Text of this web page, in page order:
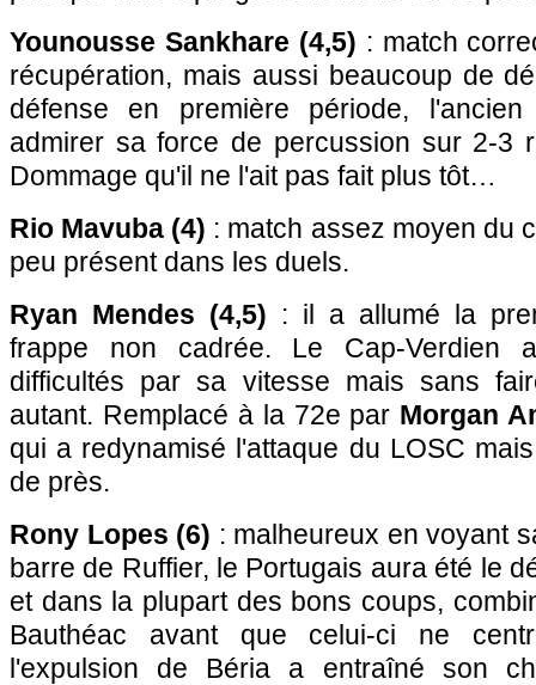
Younousse Sankhare (4,5) : match
récupération, mais aussi beaucoup de
défense en première période,
admirer sa force de percussion sur 2-3
Dommage qu'il ne l'ait pas fait plus tôt…
Rio Mavuba (4) : match assez moyen du
peu présent dans les duels.
Ryan Mendes (4,5) : il a allumé la
frappe non cadrée. Le Cap-Verdien
difficultés par sa vitesse mais sans
autant. Remplacé à la 72e par Morgan
qui a redynamisé l'attaque du LOSC
de près.
Rony Lopes (6) : malheureux en voyant
barre de Ruffier, le Portugais aura été le
et dans la plupart des bons coups,
Bauthéac avant que celui-ci ne
l'expulsion de Béria a entraîné son